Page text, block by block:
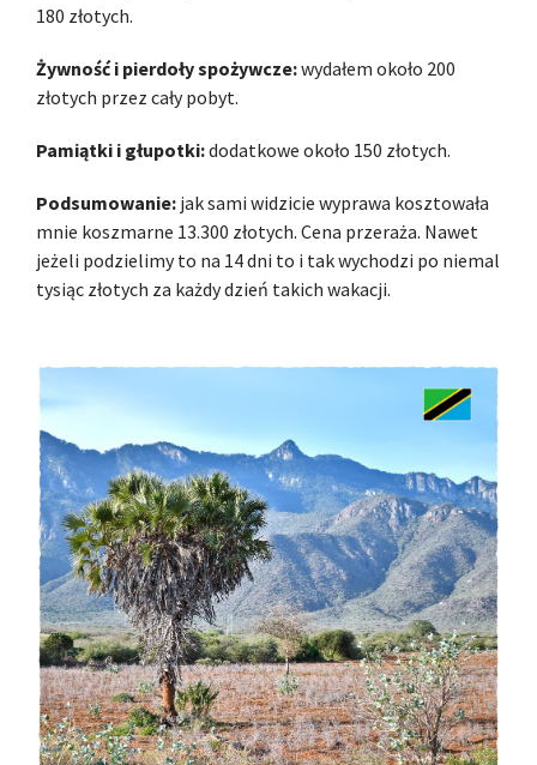
180 złotych.
Żywność i pierdoły spożywcze:wydałem około 200
złotych przez cały pobyt.
Pamiątki i głupotki:dodatkowe około 150 złotych.
Podsumowanie: jak sami widzicie wyprawa kosztowała
mnie koszmarne 13.300 złotych. Cena przeraża. Nawet
jeżeli podzielimy to na 14 dni to i tak wychodzi po niemal
tysiąc złotych za każdy dzień takich wakacji.